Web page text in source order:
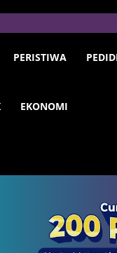
PERISTIWA
EKONOMI